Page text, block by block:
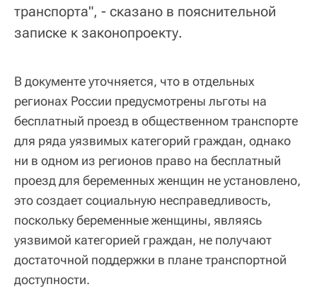
транспорта", - сказано в пояснительной
записке к законопроекту.
В документе уточняется, что в отдельных
регионах России предусмотрены льготы на
бесплатный проезд в общественном транспорте
для ряда уязвимых категорий граждан, однако
ни в одном из регионов право на бесплатный
проезд для беременных женщин не установлено,
это создает социальную несправедливость,
поскольку беременные женщины, являясь
уязвимой категорией граждан, не получают
достаточной поддержки в плане транспортной
доступности.